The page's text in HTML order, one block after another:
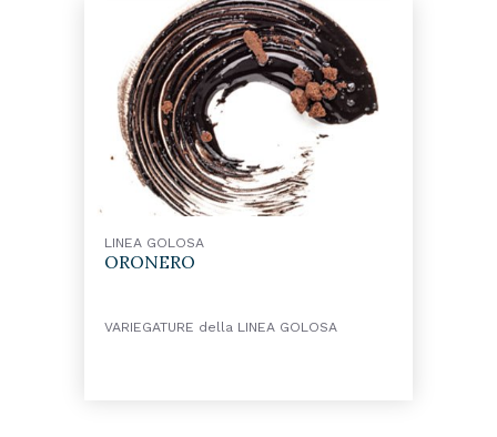
LINEA GOLOSA
ORONERO
VARIEGATURE della LINEA GOLOSA